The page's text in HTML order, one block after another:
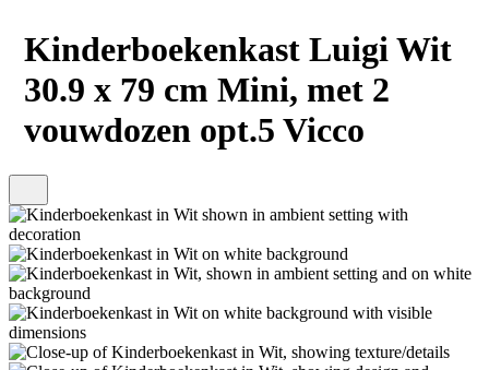
Kinderboekenkast Luigi Wit
30.9 x 79 cm Mini, met 2
vouwdozen opt.5 Vicco